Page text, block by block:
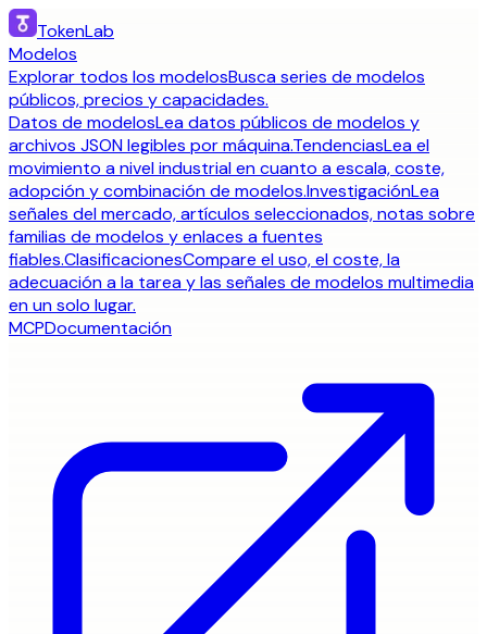
TokenLab
Modelos
Explorar todos los modelosBusca series de modelos
públicos, precios y capacidades.
Datos de modelosLea datos públicos de modelos y
archivos JSON legibles por máquina.TendenciasLea el
movimiento a nivel industrial en cuanto a escala, coste,
adopción y combinación de modelos.InvestigaciónLea
señales del mercado, artículos seleccionados, notas sobre
familias de modelos y enlaces a fuentes
fiables.ClasificacionesCompare el uso, el coste, la
adecuación a la tarea y las señales de modelos multimedia
en un solo lugar.
MCPDocumentación